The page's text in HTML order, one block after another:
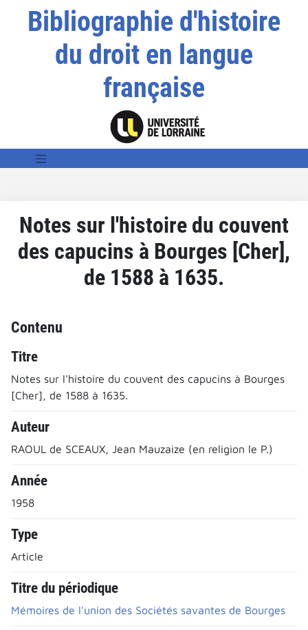
Bibliographie d'histoire
du droit en langue
française
Notes sur l'histoire du couvent
des capucins à Bourges [Cher],
de 1588 à 1635.
Contenu
Titre
Notes sur l'histoire du couvent des capucins à Bourges
[Cher], de 1588 à 1635.
Auteur
RAOUL de SCEAUX, Jean Mauzaize (en religion le P.)
Année
1958
Type
Article
Titre du périodique
Mémoires de l'union des Sociétés savantes de Bourges